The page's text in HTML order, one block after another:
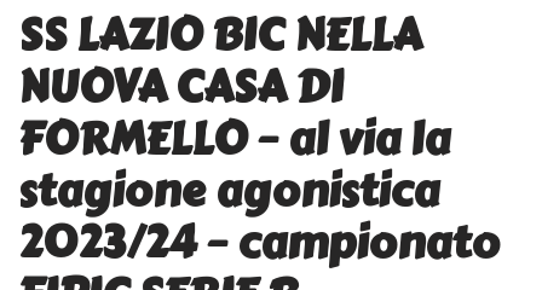
SS LAZIO BIC NELLA
NUOVA CASA DI
FORMELLO – al via la
stagione agonistica
2023/24 – campionato